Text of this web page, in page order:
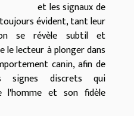
et les signaux de
évident, tant leur
se révèle subtil et
le lecteur à plonger dans
canin, afin de
signes discrets qui
et son fidèle